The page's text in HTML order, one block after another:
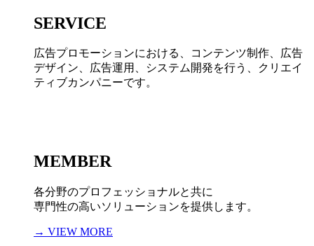
SERVICE
広告プロモーションにおける、コンテンツ制作、広告
デザイン、広告運用、システム開発を行う、
クリエイ
ティブカンパニーです。
MEMBER
各分野のプロフェッショナルと共に
専門性の高いソリューションを提供します。
→ VIEW MORE